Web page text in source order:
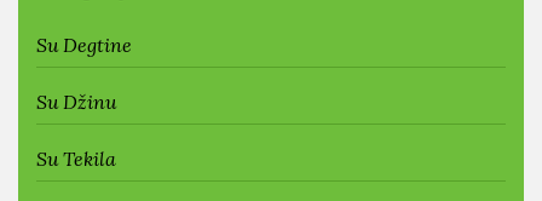
Su Degtine
Su Džinu
Su Tekila